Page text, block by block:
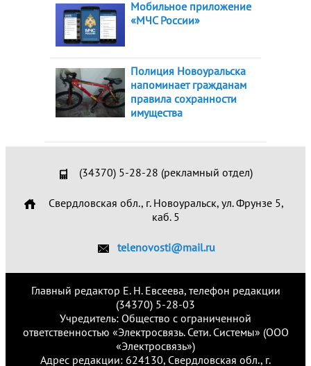
Мобильное приложение
«МЧС России»
Полиция Новоуральска
напоминает гражданам
правила сохранности
имущества
(34370) 5-28-28 (рекламный отдел)
Свердловская обл., г. Новоуральск, ул. Фрунзе 5,
каб. 5
telenovosti@mail.ru
Главный редактор Е. Н. Евсеева, телефон редакции
(34370) 5-28-03
Учредитель: Общество с ограниченной
ответственностью «Электросвязь. Сети. Системы» (ООО
«Электросвязь»)
Адрес редакции: 624130, Свердловская обл., г.